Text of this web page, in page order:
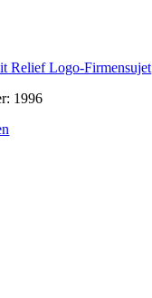
Relief Logo-Firmensujet
1996